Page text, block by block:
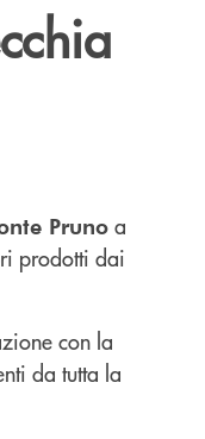
Pruno a
prodotti dai
con la
da tutta la